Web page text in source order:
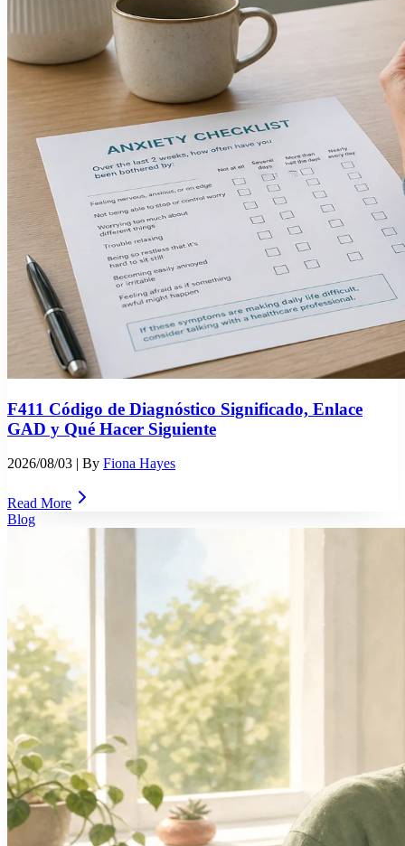
F411 Código de Diagnóstico Significado, Enlace
GAD y Qué Hacer Siguiente
2026/08/03 | By Fiona Hayes
Read More
Blog